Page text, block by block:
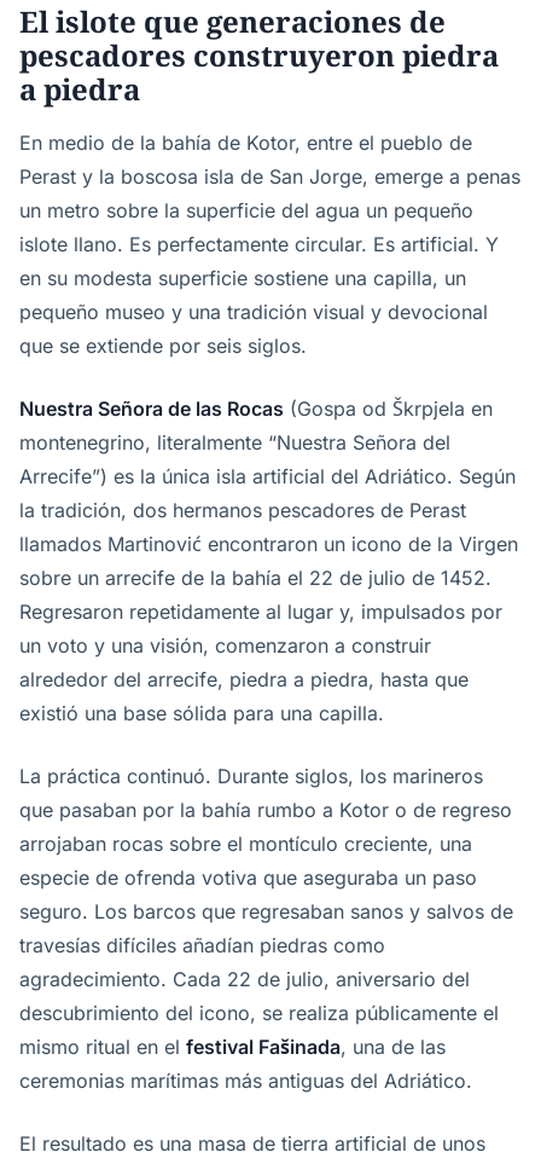
El islote que generaciones de
pescadores construyeron piedra
a piedra
En medio de la bahía de Kotor, entre el pueblo de
Perast y la boscosa isla de San Jorge, emerge a penas
un metro sobre la superficie del agua un pequeño
islote llano. Es perfectamente circular. Es artificial. Y
en su modesta superficie sostiene una capilla, un
pequeño museo y una tradición visual y devocional
que se extiende por seis siglos.
Nuestra Señora de las Rocas (Gospa od Škrpjela en
montenegrino, literalmente “Nuestra Señora del
Arrecife”) es la única isla artificial del Adriático. Según
la tradición, dos hermanos pescadores de Perast
llamados Martinović encontraron un icono de la Virgen
sobre un arrecife de la bahía el 22 de julio de 1452.
Regresaron repetidamente al lugar y, impulsados por
un voto y una visión, comenzaron a construir
alrededor del arrecife, piedra a piedra, hasta que
existió una base sólida para una capilla.
La práctica continuó. Durante siglos, los marineros
que pasaban por la bahía rumbo a Kotor o de regreso
arrojaban rocas sobre el montículo creciente, una
especie de ofrenda votiva que aseguraba un paso
seguro. Los barcos que regresaban sanos y salvos de
travesías difíciles añadían piedras como
agradecimiento. Cada 22 de julio, aniversario del
descubrimiento del icono, se realiza públicamente el
mismo ritual en el festival Fašinada, una de las
ceremonias marítimas más antiguas del Adriático.
El resultado es una masa de tierra artificial de unos